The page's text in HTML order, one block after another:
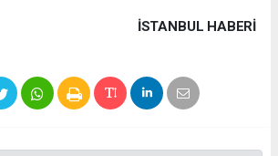
İSTANBUL HABERİ